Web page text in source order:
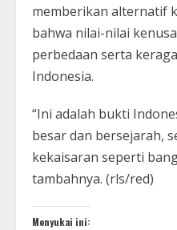
memberikan alternatif
bahwa nilai-nilai
perbedaan serta
Indonesia.
“Ini adalah bukti
besar dan bersejarah,
kekaisaran seperti
tambahnya. (rls/red)
Menyukai ini: